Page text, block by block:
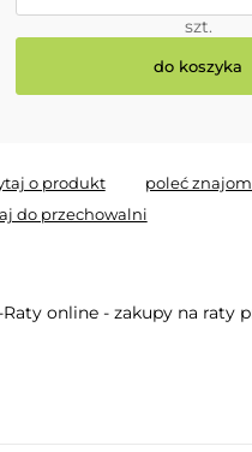
szt.
do koszyka
o produkt poleć
do przechowalni